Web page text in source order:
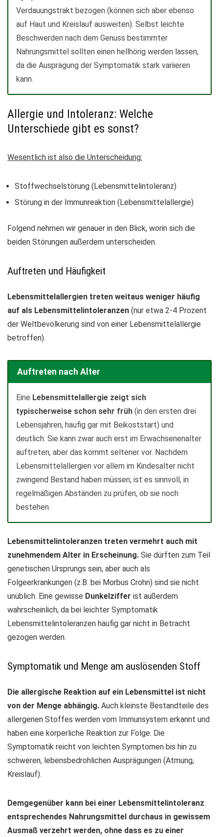
Verdauungstrakt bezogen (können sich aber ebenso
auf Haut und Kreislauf ausweiten). Selbst leichte
Beschwerden nach dem Genuss bestimmter
Nahrungsmittel sollten einen hellhörig werden lassen,
da die Ausprägung der Symptomatik stark variieren
kann.
Allergie und Intoleranz: Welche
Unterschiede gibt es sonst?
Wesentlich ist also die Unterscheidung:
Stoffwechselstörung (Lebensmittelintoleranz)
Störung in der Immunreaktion (Lebensmittelallergie)
Folgend nehmen wir genauer in den Blick, worin sich die
beiden Störungen außerdem unterscheiden.
Auftreten und Häufigkeit
Lebensmittelallergien treten weitaus weniger häufig
auf als Lebensmittelintoleranzen (nur etwa 2-4 Prozent
der Weltbevölkerung sind von einer Lebensmittelallergie
betroffen).
Auftreten nach Alter
Eine Lebensmittelallergie zeigt sich
typischerweise schon sehr früh (in den ersten drei
Lebensjahren, häufig gar mit Beikoststart) und
deutlich. Sie kann zwar auch erst im Erwachsenenalter
auftreten, aber das kommt seltener vor. Nachdem
Lebensmittelallergien vor allem im Kindesalter nicht
zwingend Bestand haben müssen, ist es sinnvoll, in
regelmäßigen Abständen zu prüfen, ob sie noch
bestehen.
Lebensmittelintoleranzen treten vermehrt auch mit
zunehmendem Alter in Erscheinung. Sie dürften zum Teil
genetischen Ursprungs sein, aber auch als
Folgeerkrankungen (z.B. bei Morbus Crohn) sind sie nicht
unüblich. Eine gewisse Dunkelziffer ist außerdem
wahrscheinlich, da bei leichter Symptomatik
Lebensmittelintoleranzen häufig gar nicht in Betracht
gezogen werden.
Symptomatik und Menge am auslösenden Stoff
Die allergische Reaktion auf ein Lebensmittel ist nicht
von der Menge abhängig. Auch kleinste Bestandteile des
allergenen Stoffes werden vom Immunsystem erkannt und
haben eine körperliche Reaktion zur Folge. Die
Symptomatik reicht von leichten Symptomen bis hin zu
schweren, lebensbedrohlichen Ausprägungen (Atmung,
Kreislauf).
Demgegenüber kann bei einer Lebensmittelintoleranz
entsprechendes Nahrungsmittel durchaus in gewissem
Ausmaß verzehrt werden, ohne dass es zu einer